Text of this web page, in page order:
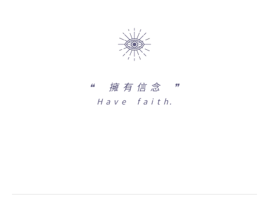
❝ 擁 有 信 念 ❞
H a v e f a i t h.